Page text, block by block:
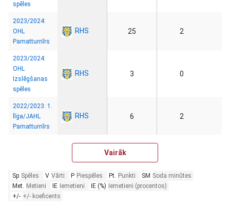
spēles
2023/2024:
OHL
Pamatturnīrs
RHS 25 2
2023/2024:
OHL
Izslēgšanas
spēles
RHS 3 0
2022/2023: 1.
līga/JAHL
Pamatturnīrs
RHS 6 2
Vairāk
Sp Spēles V Vārti P Piespēles Pt. Punkti SM Soda minūtes
Met. Metieni IE Iemetieni IE (%)
Iemetieni (procentos)
+/- +/- koeficents